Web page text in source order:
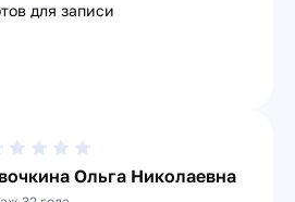
для записи
Ольга Николаевна